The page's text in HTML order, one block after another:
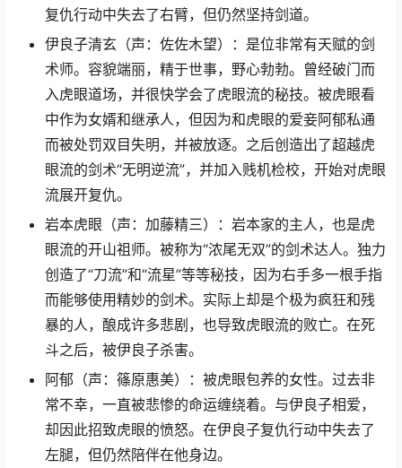
复仇行动中失去了右臂，但仍然坚持剑道。
伊良子清玄（声：佐佐木望）：是位非常有天赋的剑
术师。容貌端丽，精于世事，野心勃勃。曾经破门而
入虎眼道场，并很快学会了虎眼流的秘技。被虎眼看
中作为女婿和继承人，但因为和虎眼的爱妾阿郁私通
而被处罚双目失明，并被放逐。之后创造出了超越虎
眼流的剑术“无明逆流”，并加入贱机检校，开始对虎眼
流展开复仇。
岩本虎眼（声：加藤精三）：岩本家的主人，也是虎
眼流的开山祖师。被称为“浓尾无双”的剑术达人。独力
创造了“刀流”和“流星”等等秘技，因为右手多一根手指
而能够使用精妙的剑术。实际上却是个极为疯狂和残
暴的人，酿成许多悲剧，也导致虎眼流的败亡。在死
斗之后，被伊良子杀害。
阿郁（声：篠原惠美）：被虎眼包养的女性。过去非
常不幸，一直被悲惨的命运缠绕着。与伊良子相爱，
却因此招致虎眼的愤怒。在伊良子复仇行动中失去了
左腿，但仍然陪伴在他身边。